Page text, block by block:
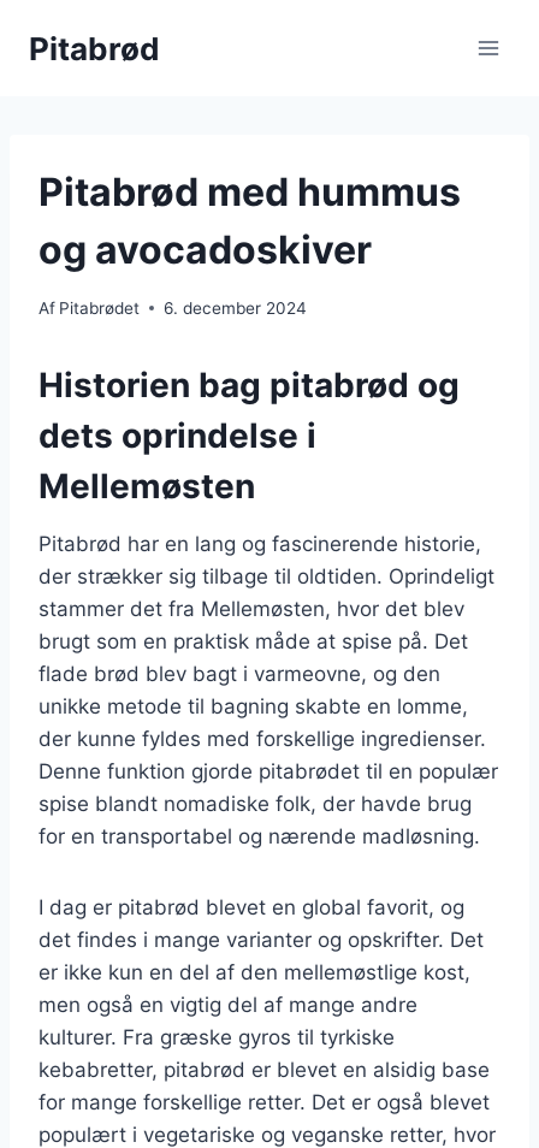
Pitabrød
Pitabrød med hummus
og avocadoskiver
Af Pitabrødet 6. december 2024
Historien bag pitabrød og
dets oprindelse i
Mellemøsten
Pitabrød har en lang og fascinerende historie,
der strækker sig tilbage til oldtiden. Oprindeligt
stammer det fra Mellemøsten, hvor det blev
brugt som en praktisk måde at spise på. Det
flade brød blev bagt i varmeovne, og den
unikke metode til bagning skabte en lomme,
der kunne fyldes med forskellige ingredienser.
Denne funktion gjorde pitabrødet til en populær
spise blandt nomadiske folk, der havde brug
for en transportabel og nærende madløsning.
I dag er pitabrød blevet en global favorit, og
det findes i mange varianter og opskrifter. Det
er ikke kun en del af den mellemøstlige kost,
men også en vigtig del af mange andre
kulturer. Fra græske gyros til tyrkiske
kebabretter, pitabrød er blevet en alsidig base
for mange forskellige retter. Det er også blevet
populært i vegetariske og veganske retter, hvor